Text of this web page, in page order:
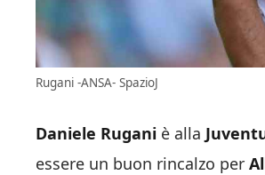
Rugani -ANSA- SpazioJ
Daniele Rugani è alla
essere un buon rincalzo per